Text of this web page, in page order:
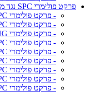
פרקט פולימרי SPC נגד מים
- פרקט פולימרי REPUBLIC SPC נגד מים
- פרקט פולימרי OCEAN SPC פנטום נגד מים
- פרקט פולימרי SPC FLOORING נגד מים
- פרקט פולימרי TERRA SPC טרה נגד מים
- פרקט פולימרי Jupiter SPC נגד מים
- פרקט פולימרי Royal SPC נגד מים
- פרקט פולימרי MGM SPC נגד מים
- פרקט פולימרי ORIGINALS SPC נגד מים
- פרקט פולימרי SPC דוביפרקט נגד מים